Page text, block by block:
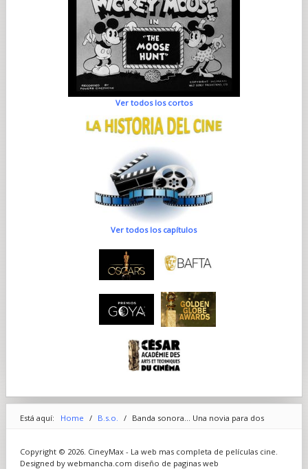
Ver todos los cortos
Ver todos los capítulos
Está aquí: Home / B.s.o. / Banda sonora... Una novia para dos
Copyright © 2026. CineyMax - La web mas completa de películas cine.
Designed by webmancha.com diseño de paginas web